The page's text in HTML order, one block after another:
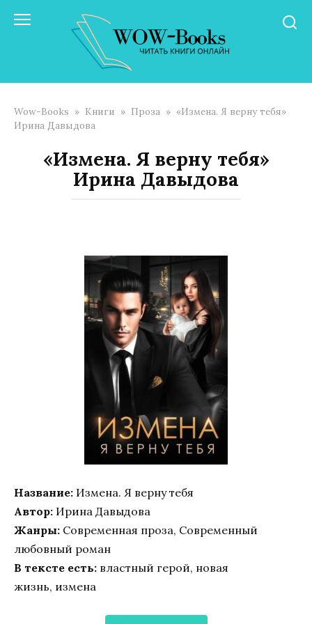
Wow-Books » Книги » Проза » «Измена. Я верну тебя»
Ирина Давыдова
«Измена. Я верну тебя»
Ирина Давыдова
Название: Измена. Я верну тебя
Автор: Ирина Давыдова
Жанры: Современная проза, Современный
любовный роман
В тексте есть: властный герой, новая
жизнь, измена